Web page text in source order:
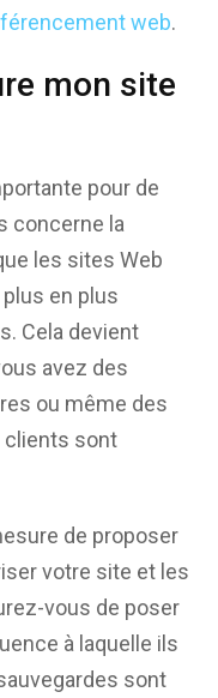
web.
mon site
pour de
concerne la
les sites Web
en plus
Cela devient
avez des
ou même des
clients sont
de proposer
votre site et les
vous de poser
à laquelle ils
sont